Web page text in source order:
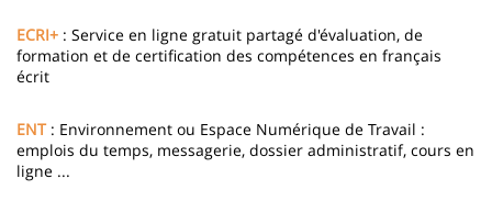
ECRI+ : Service en ligne gratuit partagé d'évaluation, de
formation et de certification des compétences en français
écrit
ENT : Environnement ou Espace Numérique de Travail :
emplois du temps, messagerie, dossier administratif, cours en
ligne ...